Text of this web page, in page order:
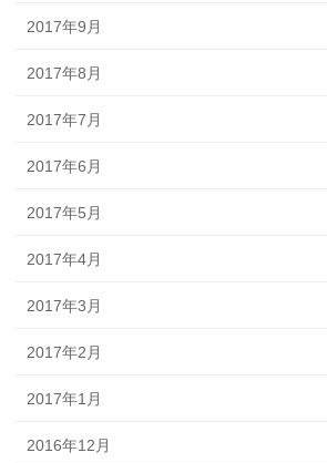
2017年9月
2017年8月
2017年7月
2017年6月
2017年5月
2017年4月
2017年3月
2017年2月
2017年1月
2016年12月